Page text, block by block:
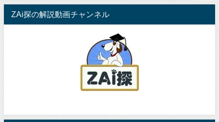
ZAi探の解説動画チャンネル